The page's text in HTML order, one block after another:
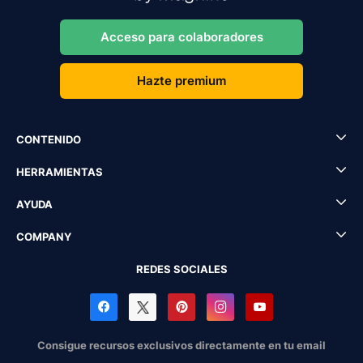
Acceso para colaboradores
Hazte premium
CONTENIDO
HERRAMIENTAS
AYUDA
COMPANY
REDES SOCIALES
Consigue recursos exclusivos directamente en tu email